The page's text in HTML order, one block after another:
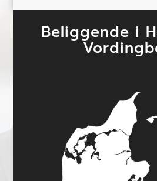
Beliggende i